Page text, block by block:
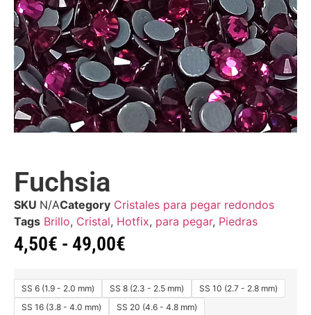
Fuchsia
SKU N/ACategory Cristales para pegar redondos
Tags Brillo, Cristal, Hotfix, para pegar, Piedras
4,50€ - 49,00€
SS 6 (1.9 - 2.0 mm) SS 8 (2.3 - 2.5 mm)
SS 10 (2.7 - 2.8 mm)
SS 16 (3.8 - 4.0 mm)
SS 20 (4.6 - 4.8 mm)